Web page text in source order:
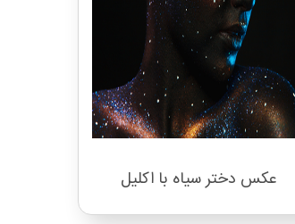
عکس دختر سیاه با اکلیل